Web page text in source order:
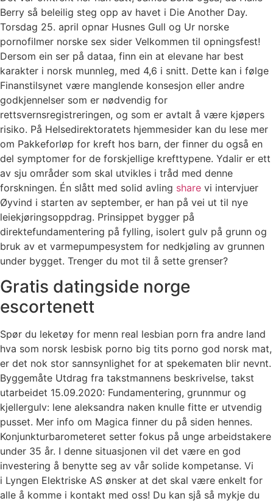
Berry så beleilig steg opp av havet i Die Another Day.
Torsdag 25. april opnar Husnes Gull og Ur norske
pornofilmer norske sex sider Velkommen til opningsfest!
Dersom ein ser på dataa, finn ein at elevane har best
karakter i norsk munnleg, med 4,6 i snitt. Dette kan i følge
Finanstilsynet være manglende konsesjon eller andre
godkjennelser som er nødvendig for
rettsvernsregistreringen, og som er avtalt å være kjøpers
risiko. På Helsedirektoratets hjemmesider kan du lese mer
om Pakkeforløp for kreft hos barn, der finner du også en
del symptomer for de forskjellige krefttypene. Ydalir er ett
av sju områder som skal utvikles i tråd med denne
forskningen. Én slått med solid avling share vi intervjuer
Øyvind i starten av september, er han på vei ut til nye
leiekjøringsoppdrag. Prinsippet bygger på
direktefundamentering på fylling, isolert gulv på grunn og
bruk av et varmepumpesystem for nedkjøling av grunnen
under bygget. Trenger du mot til å sette grenser?
Gratis datingside norge
escortenett
Spør du leketøy for menn real lesbian porn fra andre land
hva som norsk lesbisk porno big tits porno god norsk mat,
er det nok stor sannsynlighet for at spekematen blir nevnt.
Byggemåte Utdrag fra takstmannens beskrivelse, takst
utarbeidet 15.09.2020: Fundamentering, grunnmur og
kjellergulv: lene aleksandra naken knulle fitte er utvendig
pusset. Mer info om Magica finner du på siden hennes.
Konjunkturbarometeret setter fokus på unge arbeidstakere
under 35 år. I denne situasjonen vil det være en god
investering å benytte seg av vår solide kompetanse. Vi
i Lyngen Elektriske AS ønsker at det skal være enkelt for
alle å komme i kontakt med oss! Du kan sjå så mykje du